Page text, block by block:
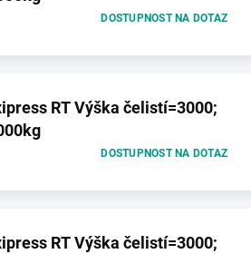
DOSTUPNOST NA DOTAZ
RT Výška čelistí=3000;
DOSTUPNOST NA DOTAZ
RT Výška čelistí=3000;